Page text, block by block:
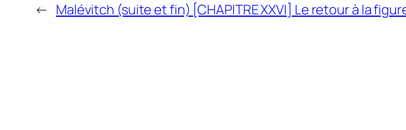
← Malévitch (suite et fin) [CHAPITRE XXVI] Le retour à la